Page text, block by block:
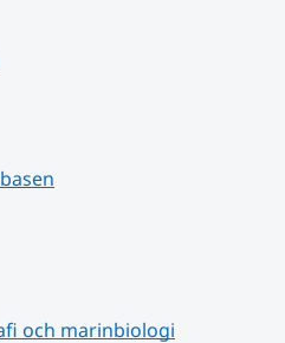
och marinbiologi